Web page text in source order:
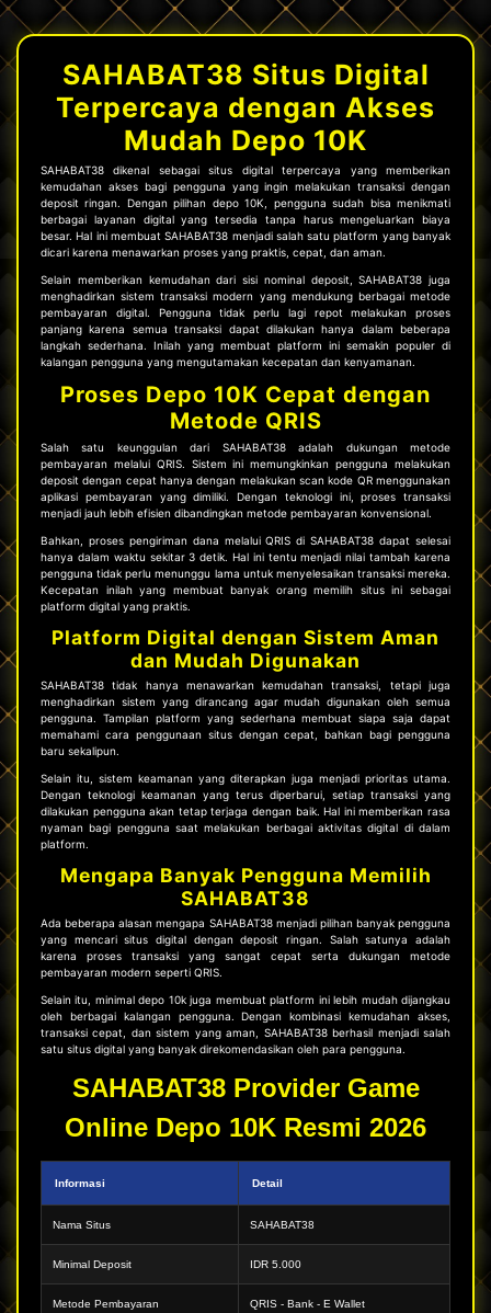
SAHABAT38 Situs Digital
Terpercaya dengan Akses
Mudah Depo 10K
SAHABAT38 dikenal sebagai situs digital terpercaya yang memberikan
kemudahan akses bagi pengguna yang ingin melakukan transaksi dengan
deposit ringan. Dengan pilihan depo 10K, pengguna sudah bisa menikmati
berbagai layanan digital yang tersedia tanpa harus mengeluarkan biaya
besar. Hal ini membuat SAHABAT38 menjadi salah satu platform yang banyak
dicari karena menawarkan proses yang praktis, cepat, dan aman.
Selain memberikan kemudahan dari sisi nominal deposit, SAHABAT38 juga
menghadirkan sistem transaksi modern yang mendukung berbagai metode
pembayaran digital. Pengguna tidak perlu lagi repot melakukan proses
panjang karena semua transaksi dapat dilakukan hanya dalam beberapa
langkah sederhana. Inilah yang membuat platform ini semakin populer di
kalangan pengguna yang mengutamakan kecepatan dan kenyamanan.
Proses Depo 10K Cepat dengan
Metode QRIS
Salah satu keunggulan dari SAHABAT38 adalah dukungan metode
pembayaran melalui QRIS. Sistem ini memungkinkan pengguna melakukan
deposit dengan cepat hanya dengan melakukan scan kode QR menggunakan
aplikasi pembayaran yang dimiliki. Dengan teknologi ini, proses transaksi
menjadi jauh lebih efisien dibandingkan metode pembayaran konvensional.
Bahkan, proses pengiriman dana melalui QRIS di SAHABAT38 dapat selesai
hanya dalam waktu sekitar 3 detik. Hal ini tentu menjadi nilai tambah karena
pengguna tidak perlu menunggu lama untuk menyelesaikan transaksi mereka.
Kecepatan inilah yang membuat banyak orang memilih situs ini sebagai
platform digital yang praktis.
Platform Digital dengan Sistem Aman
dan Mudah Digunakan
SAHABAT38 tidak hanya menawarkan kemudahan transaksi, tetapi juga
menghadirkan sistem yang dirancang agar mudah digunakan oleh semua
pengguna. Tampilan platform yang sederhana membuat siapa saja dapat
memahami cara penggunaan situs dengan cepat, bahkan bagi pengguna
baru sekalipun.
Selain itu, sistem keamanan yang diterapkan juga menjadi prioritas utama.
Dengan teknologi keamanan yang terus diperbarui, setiap transaksi yang
dilakukan pengguna akan tetap terjaga dengan baik. Hal ini memberikan rasa
nyaman bagi pengguna saat melakukan berbagai aktivitas digital di dalam
platform.
Mengapa Banyak Pengguna Memilih
SAHABAT38
Ada beberapa alasan mengapa SAHABAT38 menjadi pilihan banyak pengguna
yang mencari situs digital dengan deposit ringan. Salah satunya adalah
karena proses transaksi yang sangat cepat serta dukungan metode
pembayaran modern seperti QRIS.
Selain itu, minimaldepo 10kjuga membuat platform ini lebih mudah dijangkau
oleh berbagai kalangan pengguna. Dengan kombinasi kemudahan akses,
transaksi cepat, dan sistem yang aman, SAHABAT38 berhasil menjadi salah
satu situs digital yang banyak direkomendasikan oleh para pengguna.
SAHABAT38 Provider Game
Online Depo 10K Resmi 2026
Informasi Detail
Nama Situs SAHABAT38
Minimal Deposit IDR 5.000
Metode Pembayaran QRIS - Bank - E Wallet